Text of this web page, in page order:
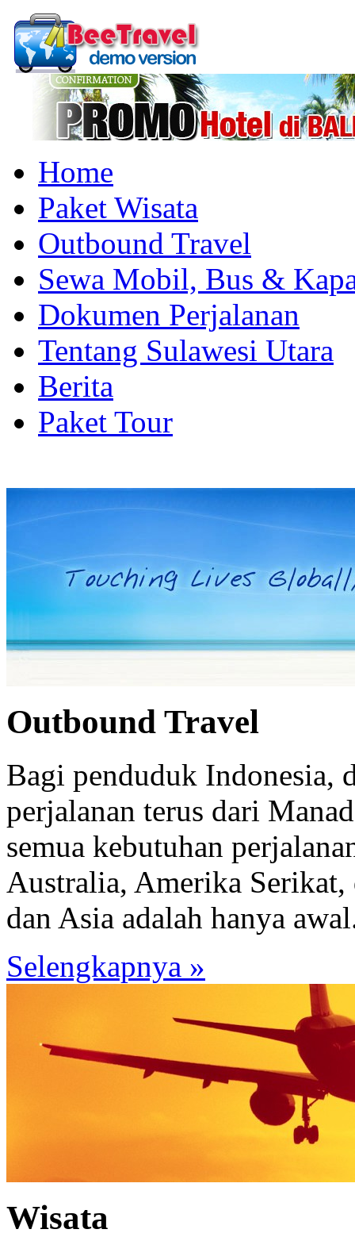
Home
Paket Wisata
Outbound Travel
Sewa Mobil, Bus &
Dokumen Perjalanan
Tentang Sulawesi Utara
Berita
Paket Tour
Outbound Travel
Bagi penduduk Indonesia,
perjalanan terus dari
semua kebutuhan
Australia, Amerika
dan Asia adalah hanya
Selengkapnya »
Wisata